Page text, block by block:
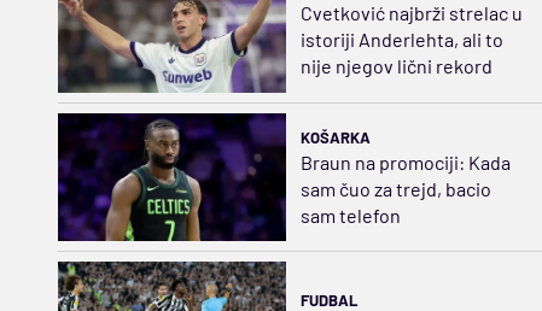
Cvetković najbrži strelac u
istoriji Anderlehta, ali to
nije njegov lični rekord
KOŠARKA
Braun na promociji: Kada
sam čuo za trejd, bacio
sam telefon
FUDBAL